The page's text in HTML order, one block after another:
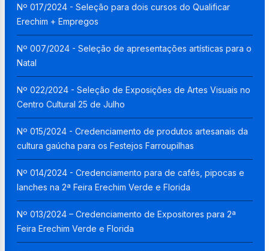
Nº 017/2024 - Seleção para dois cursos do Qualificar
Erechim + Empregos
Nº 007/2024 - Seleção de apresentações artísticas para o
Natal
Nº 022/2024 - Seleção de Exposições de Artes Visuais no
Centro Cultural 25 de Julho
Nº 015/2024 - Credenciamento de produtos artesanais da
cultura gaúcha para os Festejos Farroupilhas
Nº 014/2024 - Credenciamento para de cafés, pipocas e
lanches na 2ª Feira Erechim Verde e Florida
Nº 013/2024 – Credenciamento de Expositores para 2ª
Feira Erechim Verde e Florida